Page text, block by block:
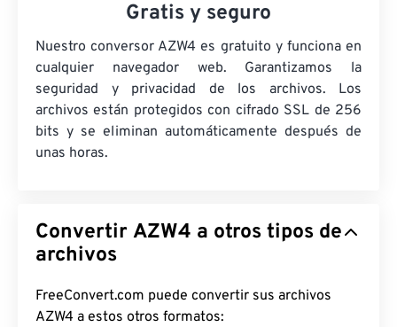
Gratis y seguro
Nuestro conversor AZW4 es gratuito y funciona en
cualquier navegador web. Garantizamos la
seguridad y privacidad de los archivos. Los
archivos están protegidos con cifrado SSL de 256
bits y se eliminan automáticamente después de
unas horas.
Convertir AZW4 a otros tipos de
archivos
FreeConvert.com puede convertir sus archivos
AZW4 a estos otros formatos: